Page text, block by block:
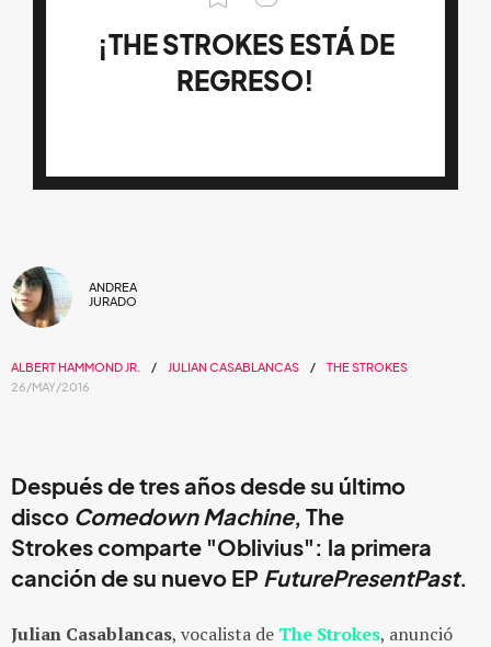
¡THE STROKES ESTÁ DE
REGRESO!
ANDREA
JURADO
ALBERT HAMMOND JR. JULIAN CASABLANCAS
THE STROKES
26/MAY/2016
Después de tres años desde su último
disco Comedown Machine, The
Strokescomparte "Oblivius": la primera
canción de su nuevo EP FuturePresentPast.
Julian Casablancas, vocalista de The Strokes, anunció